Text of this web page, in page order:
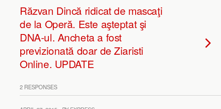
Răzvan Dincă ridicat de mascaţi
de la Operă. Este aşteptat şi
DNA-ul. Ancheta a fost
previzionată doar de Ziaristi
Online. UPDATE
2 RESPONSES